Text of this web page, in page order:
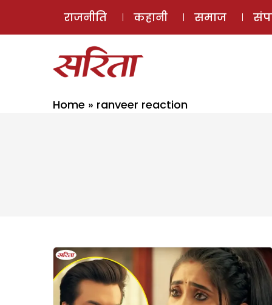
राजनीति कहानी समाज
Home » ranveer reaction